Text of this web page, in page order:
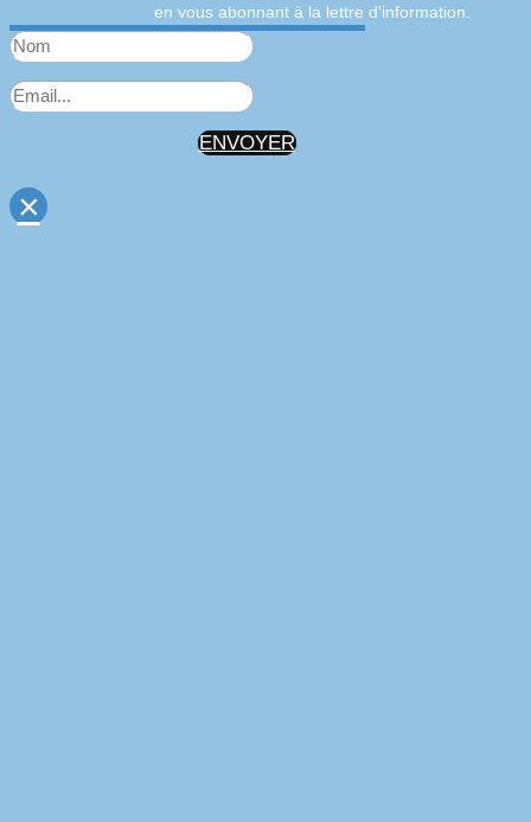
en vous abonnant à la lettre d'information.
ENVOYER
×